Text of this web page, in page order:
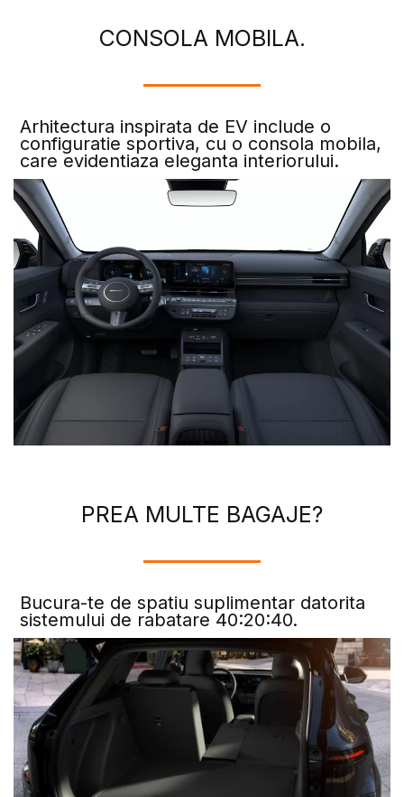
CONSOLA MOBILA.
Arhitectura inspirata de EV include o
configuratie sportiva, cu o consola mobila,
care evidentiaza eleganta interiorului.
PREA MULTE BAGAJE?
Bucura-te de spatiu suplimentar datorita
sistemului de rabatare 40:20:40.